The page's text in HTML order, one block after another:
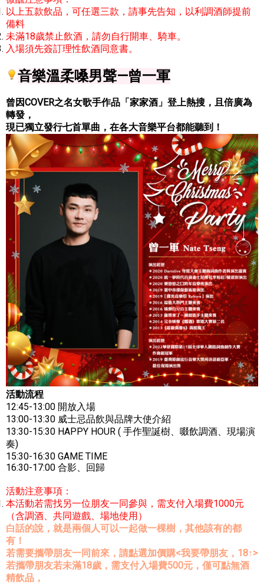
以上五款飲品，可任選三款，請事先告知，以利調酒師提前
備料
未滿18歲禁止飲酒，請勿自行開車、騎車。
入場須先簽訂理性飲酒同意書。
音樂溫柔嗓男聲—曾一軍
曾因COVER之名女歌手作品「家家酒」登上熱搜，且倍廣為
轉發，
現已獨立發行七首單曲，在各大音樂平台都能聽到！
活動流程
12:45-13:00 開放入場
13:00-13:30 威士忌品飲與品牌大使介紹
13:30-15:30 HAPPY HOUR ( 手作聖誕樹、啜飲調酒、現場演
奏)
15:30-16:30 GAME TIME
16:30-17:00 合影、回歸
活動注意事項：
本活動若需找另一位朋友一同參與，需支付入場費1000元
（含調酒、共同遊戲、場地使用）
白話的說，就是兩個人可以一起做一棵樹，其他該有的都
有！
若需要攜帶朋友一同前來，請點選加價購<我要帶朋友，18↑>
若攜帶朋友若未滿18歲，需支付入場費500元，僅可點無酒
精飲品，